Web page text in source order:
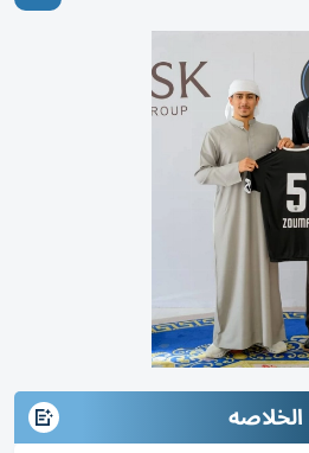
الخلاصه